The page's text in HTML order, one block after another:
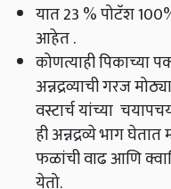
यात 23%पोटॅश
आहेत.
कोणत्याही पिकाच्या
अन्नद्रव्याची गरज
वस्टार्च यांच्या
ही अन्नद्रव्ये भाग
फळांची वाढ आणि